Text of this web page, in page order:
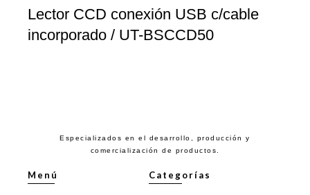
Lector CCD conexión USB c/cable
incorporado / UT-BSCCD50
Especializados en el desarrollo, producción y
comercialización de productos.
Menú Categorías